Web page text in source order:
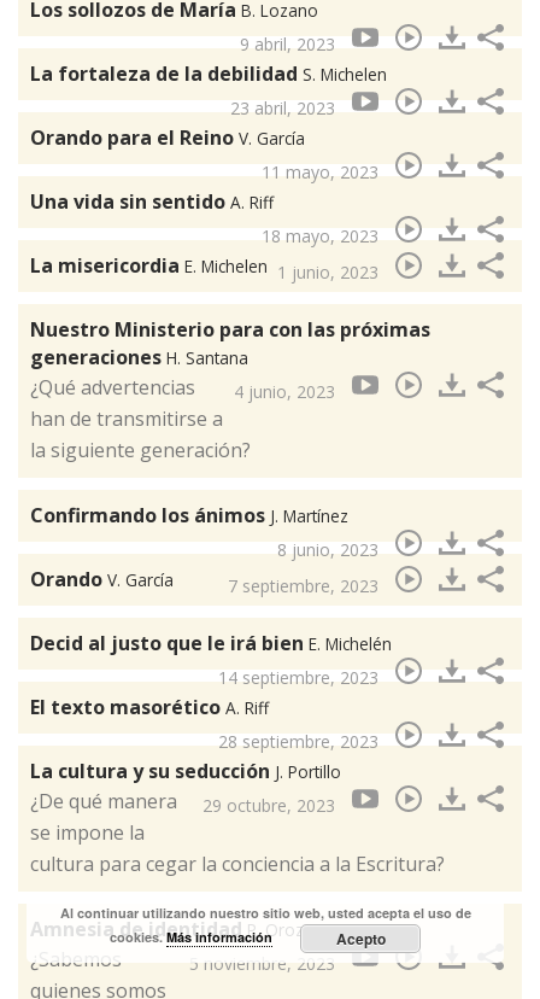
Los sollozos de María B. Lozano
9 abril, 2023
La fortaleza de la debilidad S. Michelen
23 abril, 2023
Orando para el Reino V. García
11 mayo, 2023
Una vida sin sentido A. Riff
18 mayo, 2023
La misericordia E. Michelen 1 junio, 2023
Nuestro Ministerio para con las próximas
generaciones H. Santana
4 junio, 2023
¿Qué advertencias
han de transmitirse a
la siguiente generación?
Confirmando los ánimos J. Martínez
8 junio, 2023
Orando V. García 7 septiembre, 2023
Decid al justo que le irá bien E. Michelén
14 septiembre, 2023
El texto masorético A. Riff
28 septiembre, 2023
La cultura y su seducción J. Portillo
29 octubre, 2023
¿De qué manera
se impone la
cultura para cegar la conciencia a la Escritura?
Amnesia de identidadP. Orozco
5 noviembre, 2023
¿Sabemos
quienes somos
Al continuar utilizando nuestro sitio web, usted acepta el uso de
cookies.Más información Acepto